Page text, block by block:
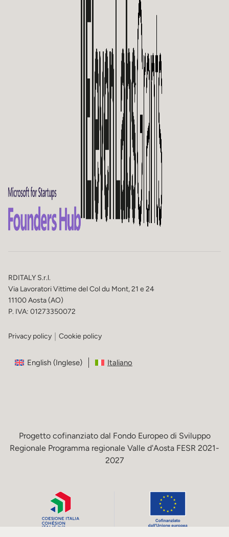
RDITALY S.r.l.
Via Lavoratori Vittime del Col du Mont, 21 e 24
11100 Aosta (AO)
P. IVA: 01273350072
Privacy policy Cookie policy
English (Inglese) Italiano
Progetto cofinanziato dal Fondo Europeo di Sviluppo
Regionale Programma regionale Valle d'Aosta FESR 2021-
2027